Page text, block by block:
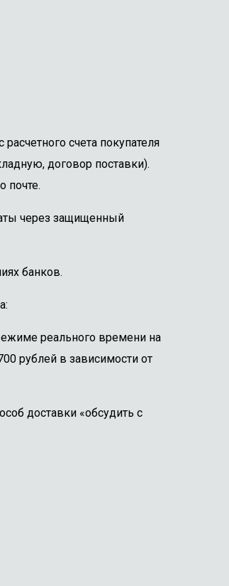
счета покупателя
договор поставки).
почте.
через защищенный
банков.
реального времени на
рублей в зависимости от
доставки «обсудить с